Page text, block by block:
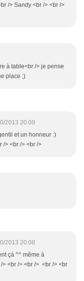
/> Sandy <br /> <br />
à table<br /> je pense
place ;)
2013 20:09
et un honneur :)
/> <br /> <br />
2013 20:08
çà ^^ même à
> <br /> <br /> <br /> <br